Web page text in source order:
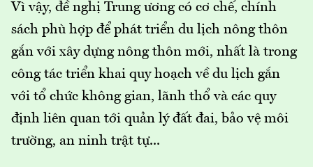
Vì vậy, đề nghị Trung ương có cơ chế, chính
sách phù hợp để phát triển du lịch nông thôn
gắn với xây dựng nông thôn mới, nhất là trong
công tác triển khai quy hoạch về du lịch gắn
với tổ chức không gian, lãnh thổ và các quy
định liên quan tới quản lý đất đai, bảo vệ môi
trường, an ninh trật tự...